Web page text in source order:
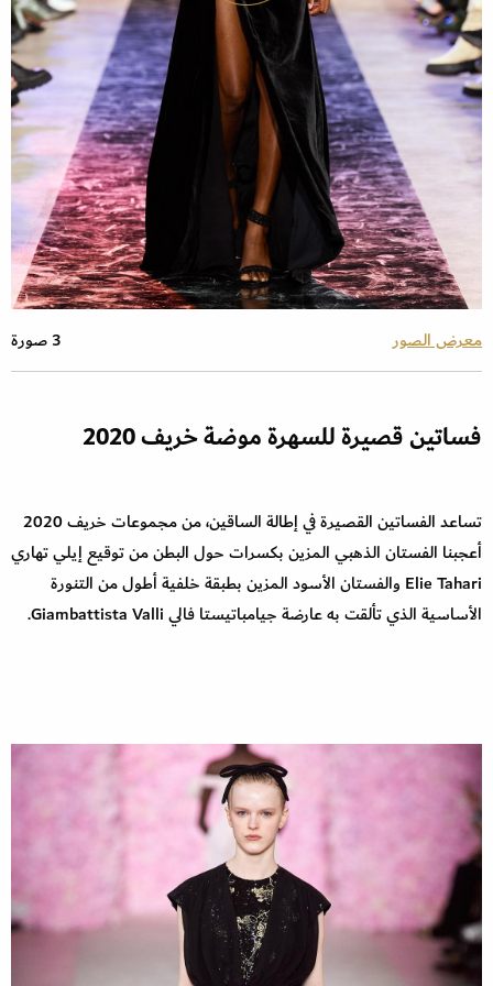
معرض الصور 3 صورة
فساتين قصيرة للسهرة موضة خريف 2020
تساعد الفساتين القصيرة في إطالة الساقين، من مجموعات خريف 2020
أعجبنا الفستان الذهبي المزين بكسرات حول البطن من توقيع إيلي تهاري
Elie Tahari والفستان الأسود المزين بطبقة خلفية أطول من التنورة
الأساسية الذي تألقت به عارضة جيامباتيستا فالي Giambattista Valli.